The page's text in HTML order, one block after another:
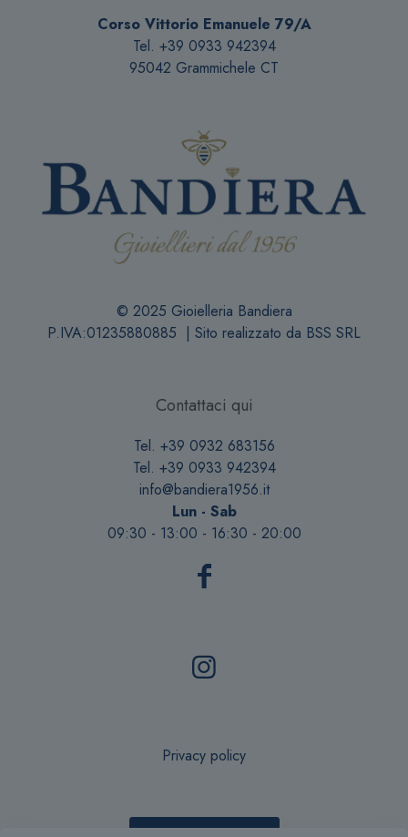
Corso Vittorio Emanuele 79/A
Tel. +39 0933 942394
95042 Grammichele CT
© 2025 Gioielleria Bandiera
P.IVA:01235880885 | Sito realizzato da BSS SRL
Contattaci qui
Tel. +39 0932 683156
Tel. +39 0933 942394
info@bandiera1956.it
Lun - Sab
09:30 - 13:00 - 16:30 - 20:00
Privacy policy